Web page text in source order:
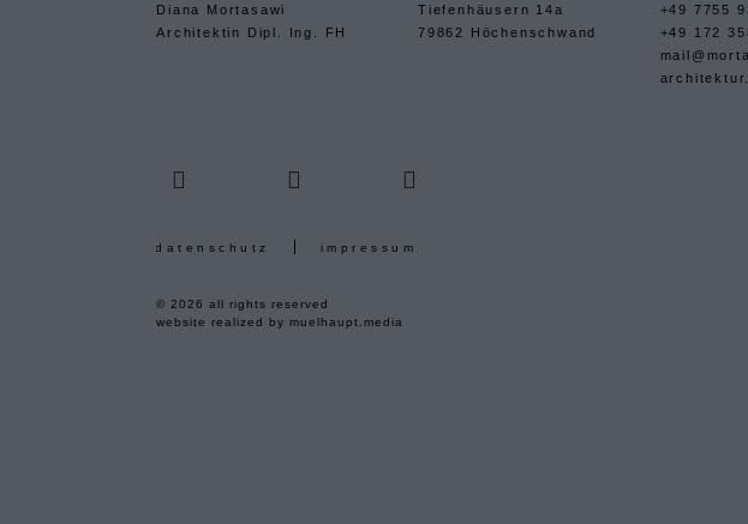
Diana Mortasawi
Architektin Dipl. Ing. FH
Tiefenhäusern 14a
79862 Höchenschwand
+49 7755
+49 172
datenschutz impressum
© 2026 all rights reserved
website realized bymuelhaupt.media